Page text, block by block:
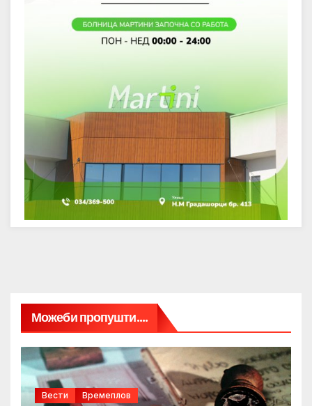
Можеби пропушти....
Вести Времеплов